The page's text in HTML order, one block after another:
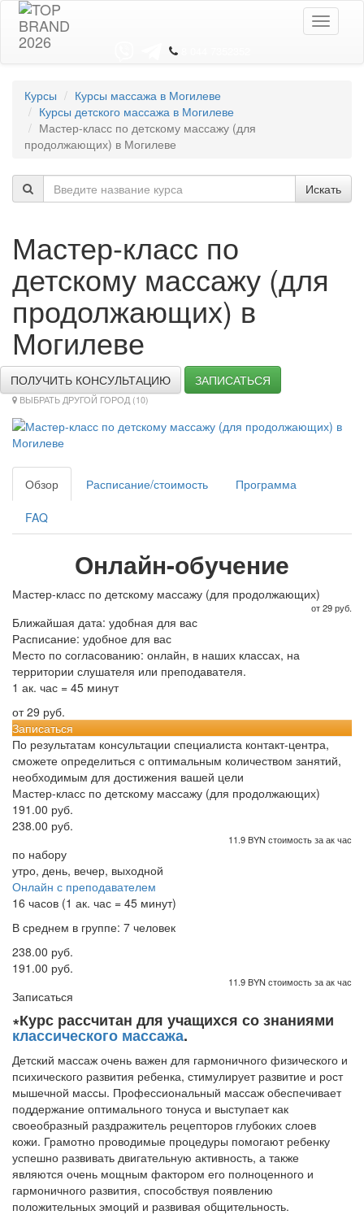
Toggle
Курсы
Курсы массажа в Могилеве
Курсы детского массажа в Могилеве
Мастер-класс по детскому массажу (для
продолжающих) в Могилеве
Искать
Мастер-класс по
детскому массажу (для
продолжающих) в
Могилеве
ПОЛУЧИТЬ КОНСУЛЬТАЦИЮ ЗАПИСАТЬСЯ
ВЫБРАТЬ ДРУГОЙ ГОРОД (10)
Обзор Расписание/стоимость Программа
FAQ
Онлайн-обучение
Мастер-класс по детскому массажу (для продолжающих)
от 29 руб.
Ближайшая дата: удобная для вас
Расписание: удобное для вас
Место по согласованию: онлайн, в наших классах, на
территории слушателя или преподавателя.
1 ак. час = 45 минут
от 29 руб.
Записаться
По результатам консультации специалиста контакт-центра,
сможете определиться с оптимальным количеством занятий,
необходимым для достижения вашей цели
Мастер-класс по детскому массажу (для продолжающих)
191.00 руб.
238.00 руб.
11.9 BYN стоимость за ак час
по набору
утро, день, вечер, выходной
Онлайн с преподавателем
16 часов (1 ак. час = 45 минут)
В среднем в группе: 7 человек
238.00 руб.
191.00 руб.
11.9 BYN стоимость за ак час
Записаться
∗Курс рассчитан для учащихся со знаниями
классического массажа.
Детский массаж очень важен для гармоничного физического и
психического развития ребенка, стимулирует развитие и рост
мышечной массы. Профессиональный массаж обеспечивает
поддержание оптимального тонуса и выступает как
своеобразный раздражитель рецепторов глубоких слоев
кожи. Грамотно проводимые процедуры помогают ребенку
успешно развивать двигательную активность, а также
являются очень мощным фактором его полноценного и
гармоничного развития, способствуя появлению
положительных эмоций и развивая общительность.